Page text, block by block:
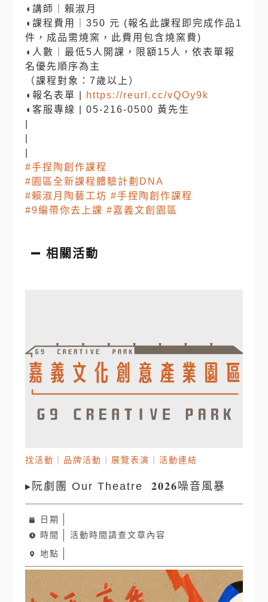
◖講師｜賴淑月
◖課程費用｜350 元 (報名此課程即完成作品1
件，成品需燒窯，此費用包含燒窯費)
◖人數｜最低5人開課，限額15人，依表單報
名優先順序為主
（課程對象：7歲以上）
◖報名表單 | https://reurl.cc/vQOy9k
◖客服專線 | 05-216-0500 黃先生
#手捏陶創作課程
#園區全新課程體驗計劃DNA
#賴淑月陶藝工坊 #手捏陶創作課程
#9編帶你去上課 #嘉義文創園區
相關活動
找活動 品牌活動 展覽表演 ｜活動連結
▸阮劇團 Our Theatre 𝟐𝟎𝟐𝟔噪音風暴
日期
時間
活動時間請查文章內容
地點